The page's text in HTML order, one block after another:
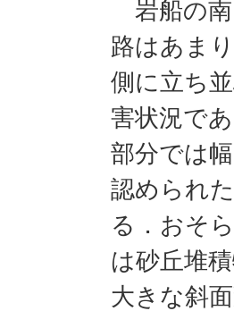
岩船の南
路はあま
側に立ち
害状況で
部分では
認められ
る．おそ
は砂丘堆
大きな斜